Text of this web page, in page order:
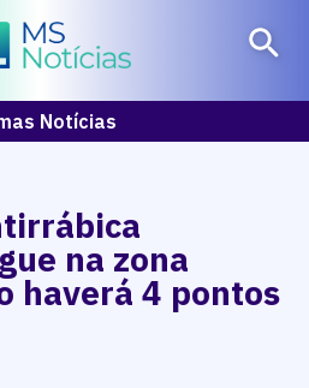
Notícias
na zona
haverá 4 pontos